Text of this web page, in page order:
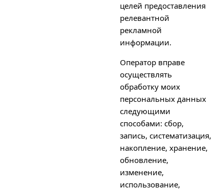
целей предоставления
релевантной
рекламной
информации.
Оператор вправе
осуществлять
обработку моих
персональных данных
следующими
способами: сбор,
запись, систематизация,
накопление, хранение,
обновление,
изменение,
использование,